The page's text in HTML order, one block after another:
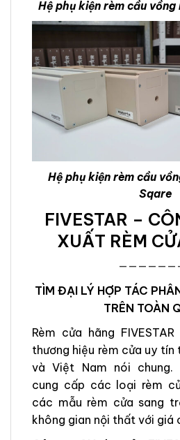
Hệ phụ kiện rèm cầu
Hệ phụ kiện rèm cầu
Sqare
FIVESTAR –
XUẤT RÈM
TÌM ĐẠI LÝ HỢP TÁC
TRÊN TOÀN
Rèm cửa hãng
thương hiệu rèm cửa uy tín
và Việt Nam nói chung.
cung cấp các loại rèm
các mẫu rèm cửa sang
không gian nội thất với giá